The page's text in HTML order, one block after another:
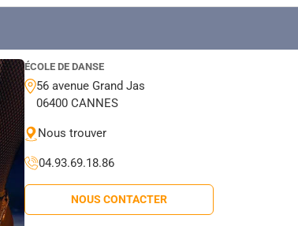
ÉCOLE DE DANSE
56 avenue Grand Jas
06400 CANNES
Nous trouver
04.93.69.18.86
NOUS CONTACTER